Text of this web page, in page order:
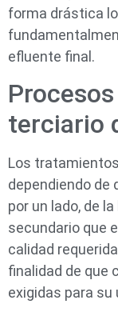
forma drástica
efluente final.
terciario
Los
dependiendo
por un lado, de
secundario que
calidad
finalidad de que
exigidas para su